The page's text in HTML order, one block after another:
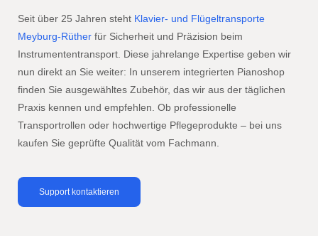
Seit über 25 Jahren steht Klavier- und Flügeltransporte
Meyburg-Rüther für Sicherheit und Präzision beim
Instrumententransport. Diese jahrelange Expertise geben wir
nun direkt an Sie weiter: In unserem integrierten Pianoshop
finden Sie ausgewähltes Zubehör, das wir aus der täglichen
Praxis kennen und empfehlen. Ob professionelle
Transportrollen oder hochwertige Pflegeprodukte – bei uns
kaufen Sie geprüfte Qualität vom Fachmann.
Support kontaktieren